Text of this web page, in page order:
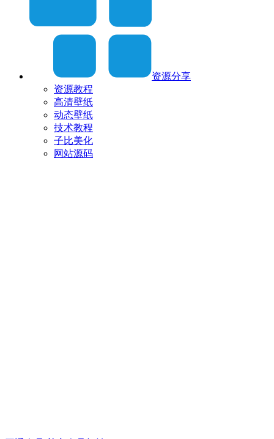
资源分享
资源教程
高清壁纸
动态壁纸
技术教程
子比美化
网站源码